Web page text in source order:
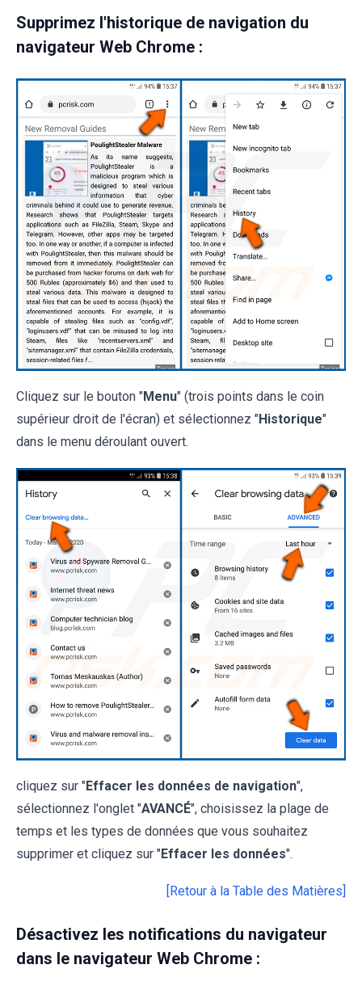
Supprimez l'historique de navigation du
navigateur Web Chrome :
Cliquez sur le bouton "Menu" (trois points dans le coin
supérieur droit de l'écran) et sélectionnez "Historique"
dans le menu déroulant ouvert.
cliquez sur "Effacer les données de navigation",
sélectionnez l'onglet "AVANCÉ", choisissez la plage de
temps et les types de données que vous souhaitez
supprimer et cliquez sur "Effacer les données".
[Retour à la Table des Matières]
Désactivez les notifications du navigateur
dans le navigateur Web Chrome :